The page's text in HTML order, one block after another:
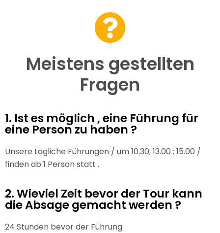
Meistens gestellten
Fragen
1. Ist es möglich , eine Führung für
eine Person zu haben ?
Unsere tägliche Führungen / um 10.30; 13.00 ; 15.00 /
finden ab 1 Person statt .
2. Wieviel Zeit bevor der Tour kann
die Absage gemacht werden ?
24 Stunden bevor der Führung .